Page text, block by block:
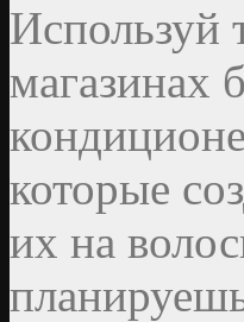
Используй
магазинах
которые
их на